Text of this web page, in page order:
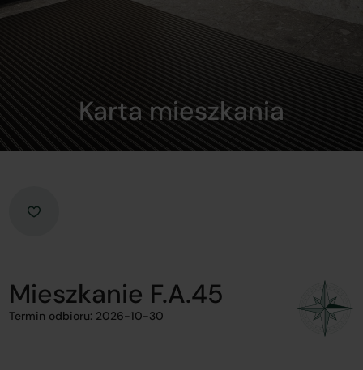
Karta mieszkania
Mieszkanie F.A.45
Termin odbioru: 2026-10-30